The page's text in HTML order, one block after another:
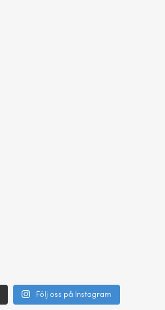
Följ oss på Instagram